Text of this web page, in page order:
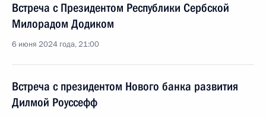
Встреча с Президентом Республики Сербской
Милорадом Додиком
6 июня 2024 года, 21:00
Встреча с президентом Нового банка развития
Дилмой Роуссефф